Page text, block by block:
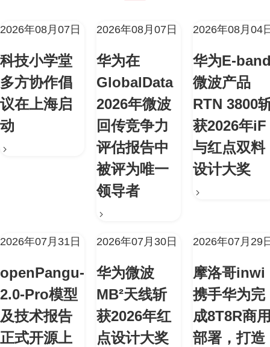
2026年08月07日
科技小学堂
多方协作倡
议在上海启
动
2026年08月07日
华为在
GlobalData
2026年微波
回传竞争力
评估报告中
被评为唯一
领导者
2026年08月04
华为E-
微波产品
RTN 3800
获2026年iF
与红点双料
设计大奖
2026年07月31日
openPangu-
2.0-Pro模型
及技术报告
正式开源上
2026年07月30日
华为微波
MB²天线斩
获2026年红
点设计大奖
2026年07月29
摩洛哥inwi
携手华为完
成8T8R商
部署，打造